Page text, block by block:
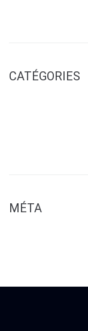
CATÉGORIES
MÉTA
Site de WordPress-